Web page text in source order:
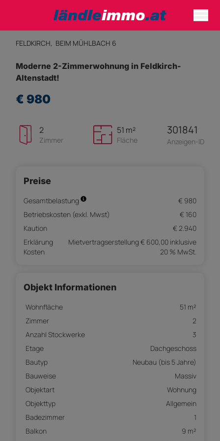
FELDKIRCH, BEIM MÜHLBACH 6
Moderne 2-Zimmerwohnung in Feldkirch-
Altenstadt!
€ 980
2
Zimmer
51 m²
Fläche
301841
Anzeigen-ID
Preise
Gesamtbelastung
€ 980
Betriebskosten (exkl. Mwst)
€ 160
Kaution
€ 2.940
Erklärung
Kosten
Mietvertragserstellung € 600,00 inklusive
20 % MwSt.
Objekt Informationen
Wohnfläche
51 m²
Zimmer
2
Anzahl Stockwerke
3
Etage
Dachgeschoss
Bautyp
Neubau (bis 5 Jahre)
Bauweise
Massiv
Objektart
Wohnung
Objekttyp
Allgemein
Badezimmer
1
Balkon
9 m²